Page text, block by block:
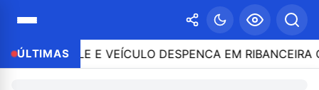
ÚLTIMAS E VEÍCULO DESPENCA EM RIBANCEIRA